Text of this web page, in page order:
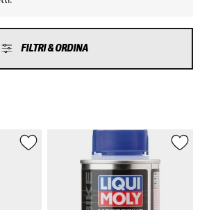
FILTRI & ORDINA